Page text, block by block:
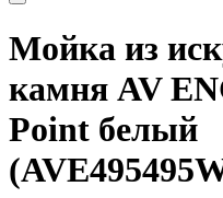
Мойка из
камня AV
Point белый